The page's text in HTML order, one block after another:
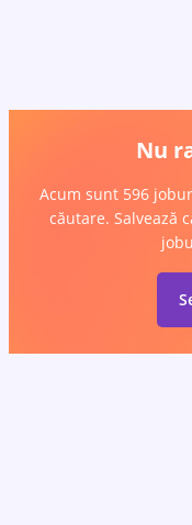
Nu
Acum sunt 596
căutare. Salvează